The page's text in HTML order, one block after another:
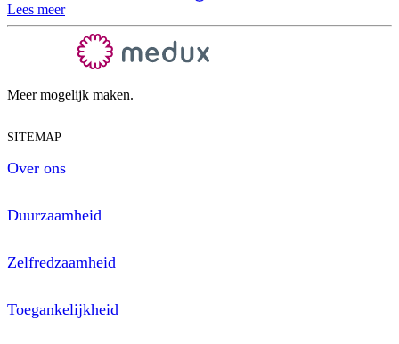
Lees meer
Meer mogelijk maken.
SITEMAP
Over ons
Duurzaamheid
Zelfredzaamheid
Toegankelijkheid